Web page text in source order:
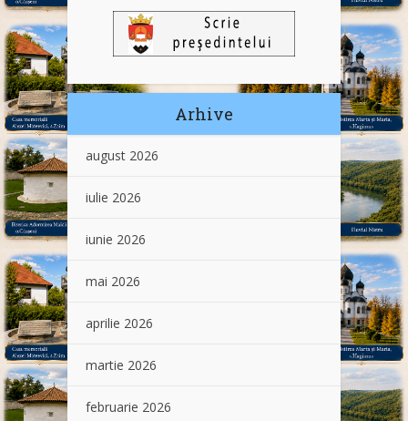
Arhive
august 2026
iulie 2026
iunie 2026
mai 2026
aprilie 2026
martie 2026
februarie 2026